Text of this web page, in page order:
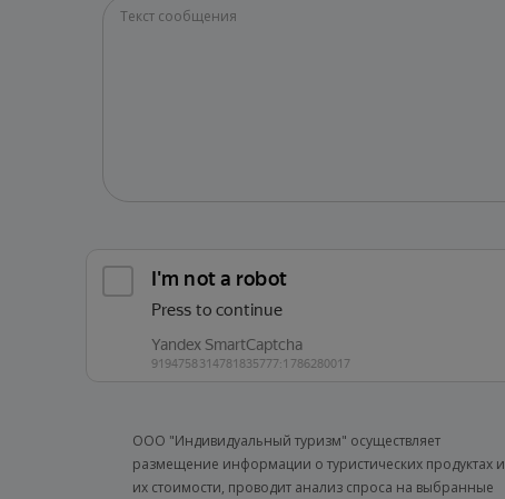
ООО "Индивидуальный туризм" осуществляет
размещение информации о туристических продуктах и
их стоимости, проводит анализ спроса на выбранные